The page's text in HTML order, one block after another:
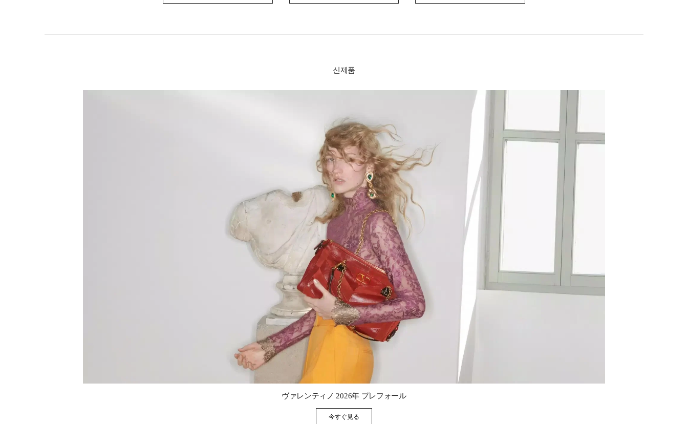
신제품
Link Opens in New Tab
ヴァレンティノ 2026年 プレフォール
今すぐ見るLink Opens in New Tab